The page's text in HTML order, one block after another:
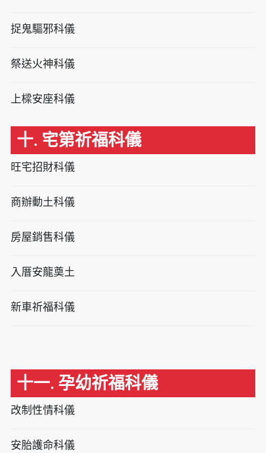
捉鬼驅邪科儀
祭送火神科儀
上樑安座科儀
十. 宅第祈福科儀
旺宅招財科儀
商辦動土科儀
房屋銷售科儀
入厝安龍奠土
新車祈福科儀
十一. 孕幼祈福科儀
改制性情科儀
安胎護命科儀